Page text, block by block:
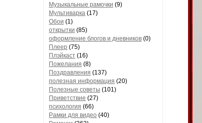
Музыкальные рамочки (9)
Мультиварка (17)
Обои (1)
открытки (85)
оформление блогов и дневников (0)
Плеер (75)
Плэйкаст (16)
Пожелания (8)
Поздравления (137)
полезная информация (20)
Полезные советы (101)
Приветствие (27)
психология (66)
Рамки для видео (40)